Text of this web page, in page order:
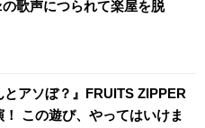
歌声につられて楽屋を脱
とアソぼ？』FRUITS ZIPPER
この遊び、やってはいけま